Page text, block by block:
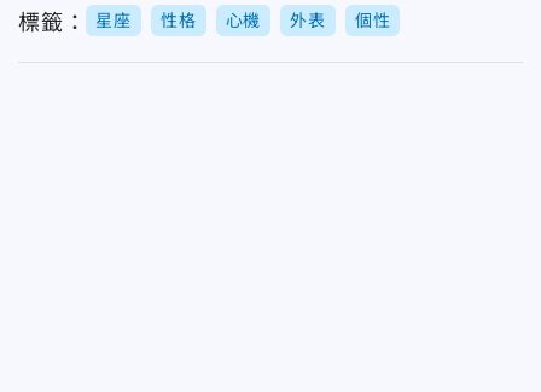
標籤： 星座 性格 心機 外表 個性